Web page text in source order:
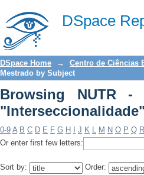
DSpace
Browsing NUTR -
DSpace Home → Centro de Ciências
Mestrado by Subject
Browsing NUTR -
"Interseccionalidade"
0-9 A B C D E F G H J K L M N O P Q R
Or enter first few letters:
Sort by: Order: